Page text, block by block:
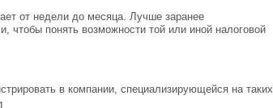
от недели до месяца. Лучше заранее
чтобы понять возможности той или иной налоговой
в компании, специализирующейся на таких